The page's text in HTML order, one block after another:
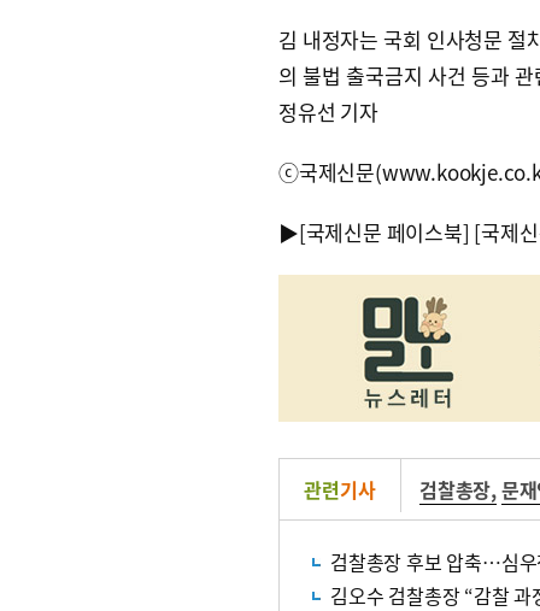
김 내정자는 국회 인사청문 절
의 불법 출국금지 사건 등과
정유선 기자
ⓒ국제신문
▶[국제신문 페이스북] [국제
관련기사 검찰총장,문
검찰총장 후보 압축…심
김오수 검찰총장 “감찰